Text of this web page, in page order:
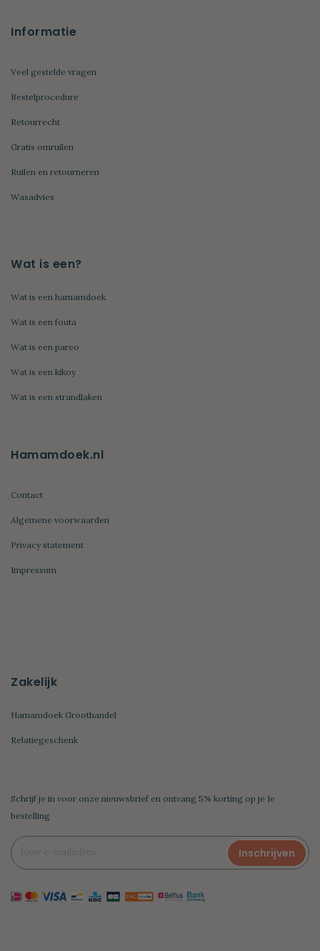
Informatie
Veel gestelde vragen
Bestelprocedure
Retourrecht
Gratis omruilen
Ruilen en retourneren
Wasadvies
Wat is een?
Wat is een hamamdoek
Wat is een fouta
Wat is een pareo
Wat is een kikoy
Wat is een strandlaken
Hamamdoek.nl
Contact
Algemene voorwaarden
Privacy statement
Impressum
Zakelijk
Hamamdoek Groothandel
Relatiegeschenk
Schrijf je in voor onze nieuwsbrief en ontvang 5% korting op je 1e
bestelling
Inschrijven